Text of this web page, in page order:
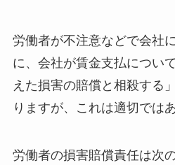
労働者が不注意などで会社
に、会社が賃金支払につい
えた損害の賠償と相殺する
りますが、これは適切では
労働者の損害賠償責任は次